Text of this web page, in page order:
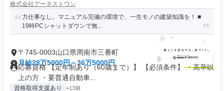
株式会社アーネストワン
力仕事なし。マニュアル完備の環境で、一生モノの建築知識を！ ■
19時PCシャットダウンで無...
〒745-0003山口県周南市三番町
月給28万5000円～36万5000円
応募資格 【定年制あり（60歳まで）】 【必須条件】 ・高卒以
上の方 ・要普通自動車...
資格取得支援あり +13個